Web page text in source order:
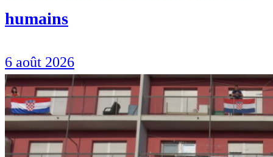
humains
6 août 2026